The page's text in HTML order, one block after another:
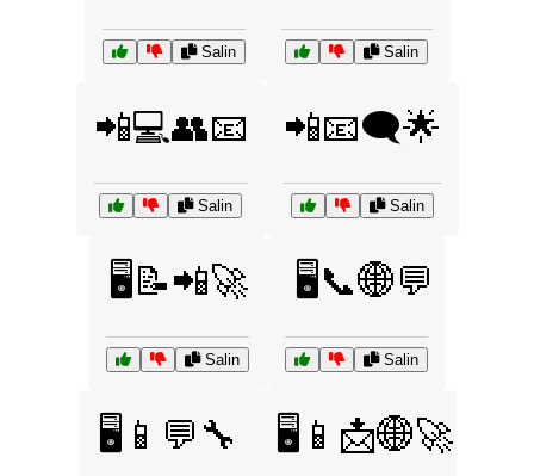
Salin Salin
📲💻👥📧
Salin
📲📧🗨️🌟
Salin
🖥️📝📲🚀
Salin
🖥️📞🌐💬
Salin
🖥️📱💬🔧 🖥️📱📩🌐🚀